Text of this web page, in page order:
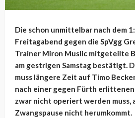
Die schon unmittelbar nach dem
Freitagabend gegen die SpVgg
Trainer Miron Muslic mitgeteilte
am gestrigen Samstag bestätigt.
muss längere Zeit auf Timo
nach einer gegen Fürth
zwar nicht operiert werden muss,
Zwangspause nicht herumkommt.